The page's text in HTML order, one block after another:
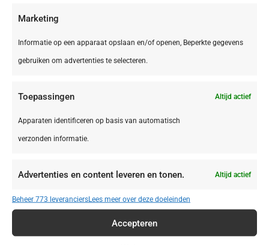
Marketing
Informatie op een apparaat opslaan en/of openen, Beperkte gegevens
gebruiken om advertenties te selecteren.
Toepassingen Altijd actief
Apparaten identificeren op basis van automatisch
verzonden informatie.
Advertenties en content leveren en tonen. Altijd actief
Beheer 773 leveranciersLees meer over deze doeleinden
Accepteren
Friesland Appelscha Camping Alkenhaer